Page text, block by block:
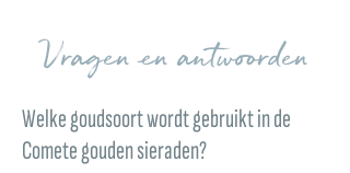
Vragen en antwoorden
Welke goudsoort wordt gebruikt in de
Comete gouden sieraden?